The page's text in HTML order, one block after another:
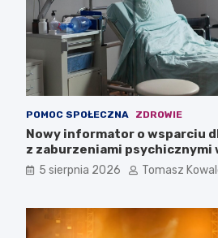
POMOC SPOŁECZNA ZDROWIE
Nowy informator o wsparciu
z zaburzeniami psychicznymi
Zachodniopomorskiem na
5 sierpnia 2026 Tomasz